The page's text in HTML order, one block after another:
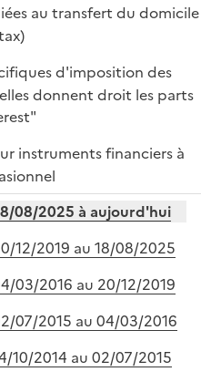
au transfert du domicile
d'imposition des
donnent droit les parts
instruments financiers à
08/2025 à aujourd'hui
12/2019 au 18/08/2025
03/2016 au 20/12/2019
07/2015 au 04/03/2016
10/2014 au 02/07/2015